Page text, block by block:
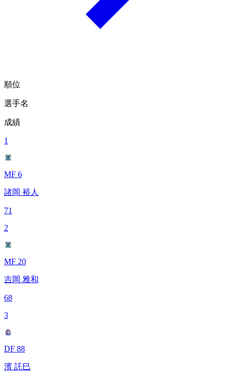
順位
選手名
成績
1
MF 6
諸岡 裕人
71
2
MF 20
吉岡 雅和
68
3
DF 88
濱 託巳